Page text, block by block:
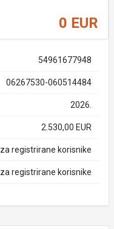
0 EUR
54961677948
06267530-060514484
2026.
2.530,00 EUR
za registrirane korisnike
za registrirane korisnike